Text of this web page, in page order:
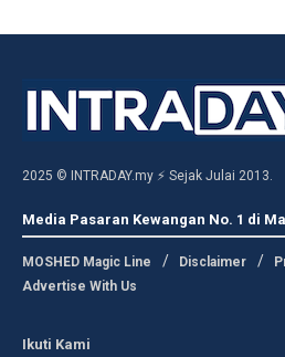
2025 © INTRADAY.my ⚡ Sejak Julai 2013.
Media Pasaran Kewangan No. 1 di
MOSHED Magic Line Disclaimer
Advertise With Us
Ikuti Kami